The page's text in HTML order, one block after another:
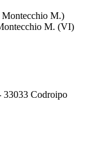
M.)
M. (VI)
33033 Codroipo